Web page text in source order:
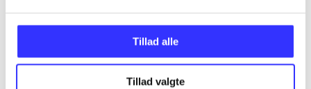
Tillad alle
Tillad valgte
...